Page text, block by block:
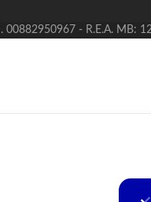
00882950967 - R.E.A. MB: